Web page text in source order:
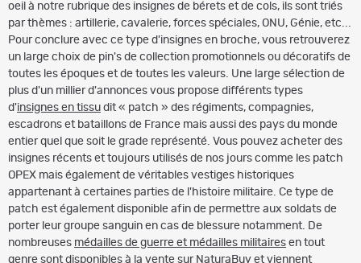
oeil à notre rubrique des insignes de bérets et de cols, ils sont triés
par thèmes : artillerie, cavalerie, forces spéciales, ONU, Génie, etc...
Pour conclure avec ce type d'insignes en broche, vous retrouverez
un large choix de pin's de collection promotionnels ou décoratifs de
toutes les époques et de toutes les valeurs. Une large sélection de
plus d'un millier d'annonces vous propose différents types
d'insignes en tissu dit « patch » des régiments, compagnies,
escadrons et bataillons de France mais aussi des pays du monde
entier quel que soit le grade représenté. Vous pouvez acheter des
insignes récents et toujours utilisés de nos jours comme les patch
OPEX mais également de véritables vestiges historiques
appartenant à certaines parties de l'histoire militaire. Ce type de
patch est également disponible afin de permettre aux soldats de
porter leur groupe sanguin en cas de blessure notamment. De
nombreuses médailles de guerre et médailles militaires en tout
genre sont disponibles à la vente sur NaturaBuy et viennent